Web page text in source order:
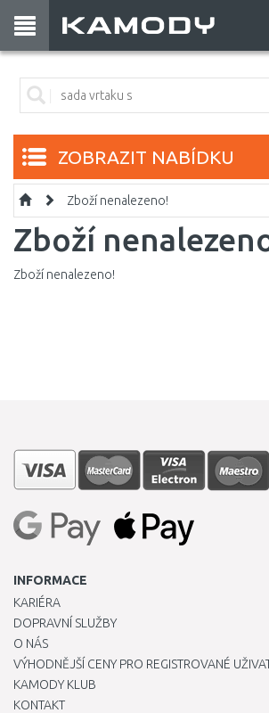
ZOBRAZIT NABÍDKU
Zboží nenalezeno!
Zboží
Zboží nenalezeno!
INFORMACE
KARIÉRA
DOPRAVNÍ SLUŽBY
O NÁS
VÝHODNĚJŠÍ CENY PRO REGISTROVANÉ
KAMODY KLUB
KONTAKT